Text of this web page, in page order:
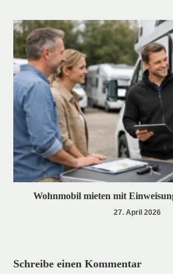
Wohnmobil mieten mit
27. April 2026
Schreibe einen Kommentar